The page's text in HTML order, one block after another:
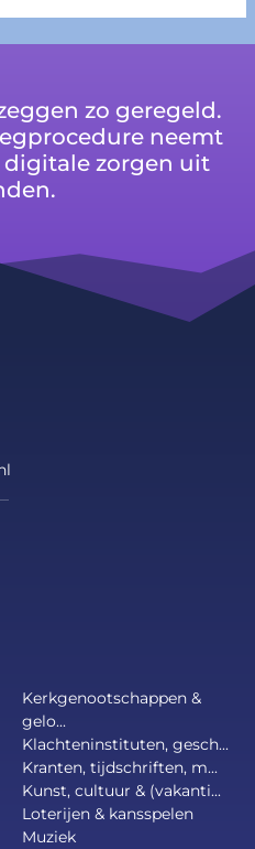
zo geregeld.
neemt
digitale zorgen uit
Kerkgenootschappen &
gelo...
Klachteninstituten, gesch...
Kranten, tijdschriften, m...
Kunst, cultuur & (vakanti...
Loterijen & kansspelen
Muziek